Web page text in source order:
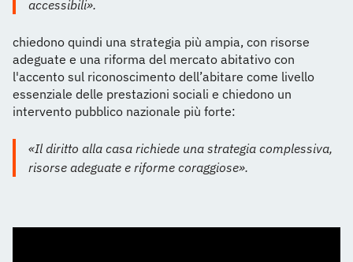
accessibili».
chiedono quindi una strategia più ampia, con risorse
adeguate e una riforma del mercato abitativo con
l'accento sul riconoscimento dell’abitare come livello
essenziale delle prestazioni sociali e chiedono un
intervento pubblico nazionale più forte:
«Il diritto alla casa richiede una strategia complessiva,
risorse adeguate e riforme coraggiose».